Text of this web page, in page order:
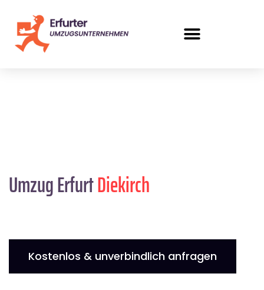
Umzug ErfurtDiekirch
Kostenlos & unverbindlich anfragen